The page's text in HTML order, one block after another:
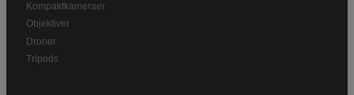
Kompaktkameraer
Objektiver
Droner
Tripods